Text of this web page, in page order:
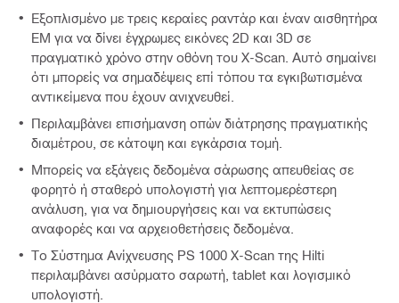
Εξοπλισμένο με τρεις κεραίες ραντάρ και έναν αισθητήρα
EM για να δίνει έγχρωμες εικόνες 2D και 3D σε
πραγματικό χρόνο στην οθόνη του X-Scan. Αυτό σημαίνει
ότι μπορείς να σημαδέψεις επί τόπου τα εγκιβωτισμένα
αντικείμενα που έχουν ανιχνευθεί.
Περιλαμβάνει επισήμανση οπών διάτρησης πραγματικής
διαμέτρου, σε κάτοψη και εγκάρσια τομή.
Μπορείς να εξάγεις δεδομένα σάρωσης απευθείας σε
φορητό ή σταθερό υπολογιστή για λεπτομερέστερη
ανάλυση, για να δημιουργήσεις και να εκτυπώσεις
αναφορές και να αρχειοθετήσεις δεδομένα.
Το Σύστημα Ανίχνευσης PS 1000 X-Scan της Hilti
περιλαμβάνει ασύρματο σαρωτή, tablet και λογισμικό
υπολογιστή.